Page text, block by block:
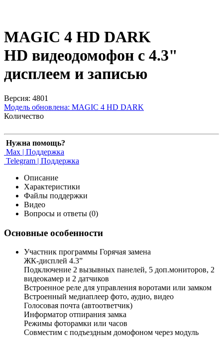
MAGIC 4 HD DARK
HD видеодомофон с 4.3"
дисплеем и записью
Версия: 4801
Модель обновлена: MAGIC 4 HD DARK
Количество
Нужна помощь?
Max | Поддержка
Telegram | Поддержка
Описание
Характеристики
Файлы поддержки
Видео
Вопросы и ответы (0)
Основные особенности
Участник программы Горячая замена
ЖК-дисплей 4.3”
Подключение 2 вызывных панелей, 5 доп.мониторов, 2
видеокамер и 2 датчиков
Встроенное реле для управления воротами или замком
Встроенный медиаплеер фото, аудио, видео
Голосовая почта (автоответчик)
Информатор отпирания замка
Режимы фоторамки или часов
Совместим с подъездным домофоном через модуль